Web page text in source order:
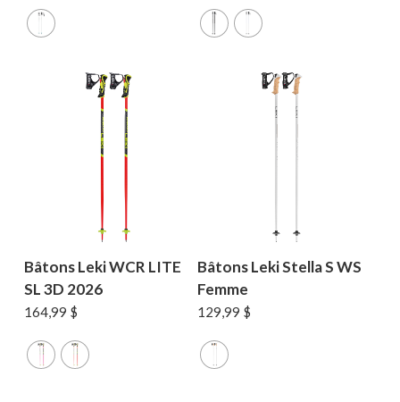
initial
était :
69,99 $.
Bâtons Leki WCR LITE
SL 3D 2026
164,99 $
Bâtons Leki Stella S WS
Femme
129,99 $